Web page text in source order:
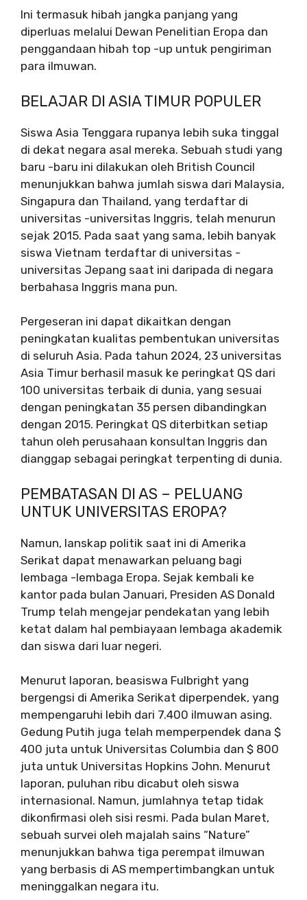
Ini termasuk hibah jangka panjang yang
diperluas melalui Dewan Penelitian Eropa dan
penggandaan hibah top -up untuk pengiriman
para ilmuwan.
BELAJAR DI ASIA TIMUR POPULER
Siswa Asia Tenggara rupanya lebih suka tinggal
di dekat negara asal mereka. Sebuah studi yang
baru -baru ini dilakukan oleh British Council
menunjukkan bahwa jumlah siswa dari Malaysia,
Singapura dan Thailand, yang terdaftar di
universitas -universitas Inggris, telah menurun
sejak 2015. Pada saat yang sama, lebih banyak
siswa Vietnam terdaftar di universitas -
universitas Jepang saat ini daripada di negara
berbahasa Inggris mana pun.
Pergeseran ini dapat dikaitkan dengan
peningkatan kualitas pembentukan universitas
di seluruh Asia. Pada tahun 2024, 23 universitas
Asia Timur berhasil masuk ke peringkat QS dari
100 universitas terbaik di dunia, yang sesuai
dengan peningkatan 35 persen dibandingkan
dengan 2015. Peringkat QS diterbitkan setiap
tahun oleh perusahaan konsultan Inggris dan
dianggap sebagai peringkat terpenting di dunia.
PEMBATASAN DI AS – PELUANG
UNTUK UNIVERSITAS EROPA?
Namun, lanskap politik saat ini di Amerika
Serikat dapat menawarkan peluang bagi
lembaga -lembaga Eropa. Sejak kembali ke
kantor pada bulan Januari, Presiden AS Donald
Trump telah mengejar pendekatan yang lebih
ketat dalam hal pembiayaan lembaga akademik
dan siswa dari luar negeri.
Menurut laporan, beasiswa Fulbright yang
bergengsi di Amerika Serikat diperpendek, yang
mempengaruhi lebih dari 7.400 ilmuwan asing.
Gedung Putih juga telah memperpendek dana $
400 juta untuk Universitas Columbia dan $ 800
juta untuk Universitas Hopkins John. Menurut
laporan, puluhan ribu dicabut oleh siswa
internasional. Namun, jumlahnya tetap tidak
dikonfirmasi oleh sisi resmi. Pada bulan Maret,
sebuah survei oleh majalah sains “Nature”
menunjukkan bahwa tiga perempat ilmuwan
yang berbasis di AS mempertimbangkan untuk
meninggalkan negara itu.